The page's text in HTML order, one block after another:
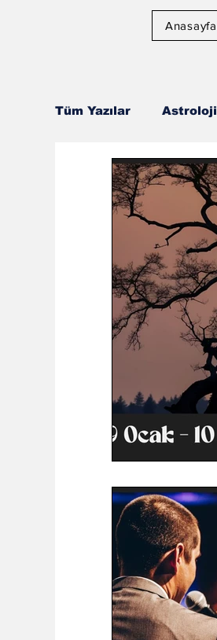
Anasayfa
Tüm Yazılar Astroloji
Astroloji ve Sağlık